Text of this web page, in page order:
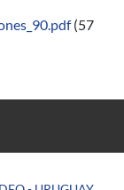
(57